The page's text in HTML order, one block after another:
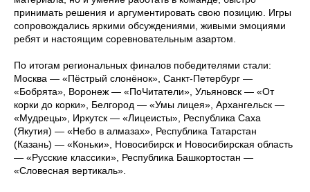
принимать решения и аргументировать свою позицию. Игры
сопровождались яркими обсуждениями, живыми эмоциями
ребят и настоящим соревновательным азартом.
По итогам региональных финалов победителями стали:
Москва — «Пёстрый слонёнок», Санкт-Петербург —
«Бобрята», Воронеж — «ПоЧитатели», Ульяновск — «От
корки до корки», Белгород — «Умы лицея», Архангельск —
«Мудрецы», Иркутск — «Лицеисты», Республика Саха
(Якутия) — «Небо в алмазах», Республика Татарстан
(Казань) — «Коньки», Новосибирск и Новосибирская область
— «Русские классики», Республика Башкортостан —
«Словесная вертикаль».